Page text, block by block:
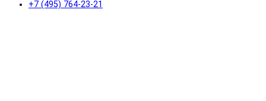
+7 (495) 764-23-21